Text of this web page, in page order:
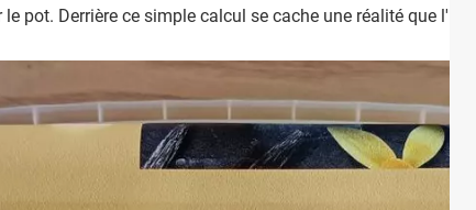
pot. Derrière ce simple calcul se cache une réalité que